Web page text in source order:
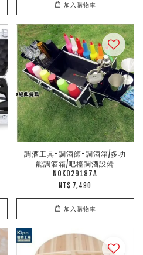
加入購物車
調酒工具-調酒師-調酒箱/多功
能調酒箱/吧檯調酒設備
NOK029187A
NT$ 7,490
加入購物車